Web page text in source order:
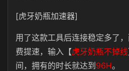
[虎牙奶瓶加速器]
用了这款工具后连接稳定多了
费提速，输入【虎牙奶瓶不掉线
间，拥有的时长就达到 96H。